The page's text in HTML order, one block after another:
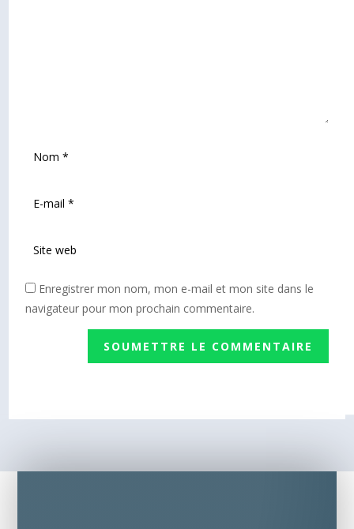
Enregistrer mon nom, mon e-mail et mon site dans le
navigateur pour mon prochain commentaire.
SOUMETTRE LE COMMENTAIRE